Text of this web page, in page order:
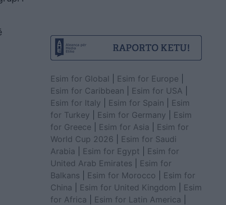
Esim for Global Esim for Europe
Esim for Caribbean
Esim for USA
Esim for Italy
Esim for Spain
Esim
for Turkey
Esim for Germany
Esim
for Greece
Esim for Asia
Esim for
World Cup 2026
Esim for Saudi
Arabia
Esim for Egypt
Esim for
United Arab Emirates
Esim for
Balkans
Esim for Morocco
Esim for
China
Esim for United Kingdom
Esim
for Africa
Esim for Latin America